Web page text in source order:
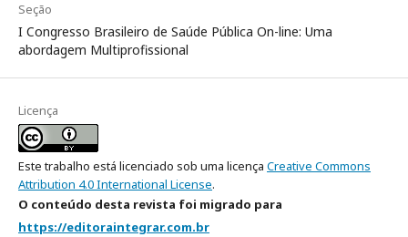
Seção
I Congresso Brasileiro de Saúde Pública On-line: Uma
abordagem Multiprofissional
Licença
Este trabalho está licenciado sob uma licença Creative Commons
Attribution 4.0 International License.
O conteúdo desta revista foi migrado para
https://editoraintegrar.com.br